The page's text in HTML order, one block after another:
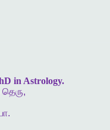
in Astrology.
தெரு,
.